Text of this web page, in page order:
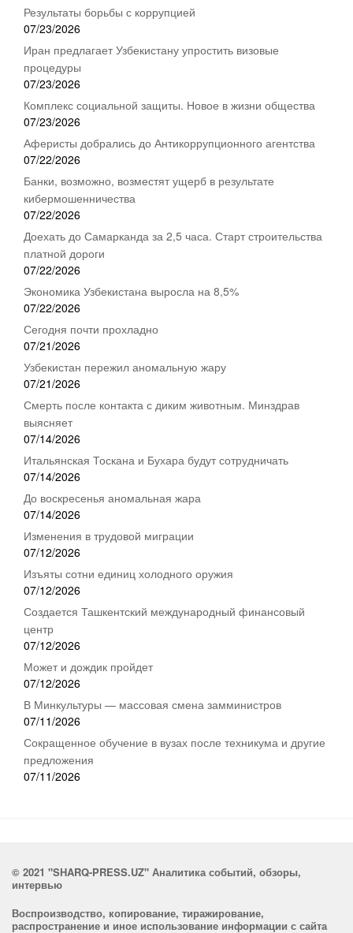
Результаты борьбы с коррупцией
07/23/2026
Иран предлагает Узбекистану упростить визовые
процедуры
07/23/2026
Комплекс социальной защиты. Новое в жизни общества
07/23/2026
Аферисты добрались до Антикоррупционного агентства
07/22/2026
Банки, возможно, возместят ущерб в результате
кибермошенничества
07/22/2026
Доехать до Самарканда за 2,5 часа. Старт строительства
платной дороги
07/22/2026
Экономика Узбекистана выросла на 8,5%
07/22/2026
Сегодня почти прохладно
07/21/2026
Узбекистан пережил аномальную жару
07/21/2026
Смерть после контакта с диким животным. Минздрав
выясняет
07/14/2026
Итальянская Тоскана и Бухара будут сотрудничать
07/14/2026
До воскресенья аномальная жара
07/14/2026
Изменения в трудовой миграции
07/12/2026
Изъяты сотни единиц холодного оружия
07/12/2026
Создается Ташкентский международный финансовый
центр
07/12/2026
Может и дождик пройдет
07/12/2026
В Минкультуры — массовая смена замминистров
07/11/2026
Сокращенное обучение в вузах после техникума и другие
предложения
07/11/2026
© 2021 "SHARQ-PRESS.UZ" Аналитика событий, обзоры,
интервью
Воспроизводство, копирование, тиражирование,
распространение и иное использование информации с сайта